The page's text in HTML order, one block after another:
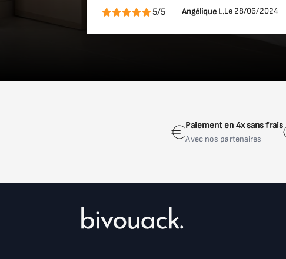
5/5 Angélique L.Le 28/06/2024
Paiement en 4x sans frais
Avec nos partenaires